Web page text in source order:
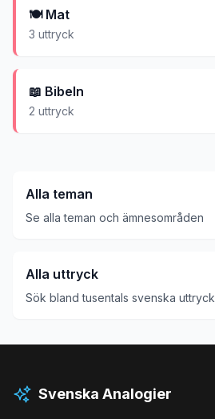
🍽️ Mat
3 uttryck
📖 Bibeln
2 uttryck
Alla teman
Se alla teman och ämnesområden
Alla uttryck
Sök bland tusentals svenska uttryck
Svenska Analogier